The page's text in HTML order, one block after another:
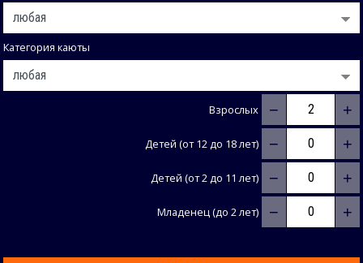
Категория каюты
Взрослых − +
Детей (от 12 до 18 лет) − +
Детей (от 2 до 11 лет) − +
Младенец (до 2 лет) − +